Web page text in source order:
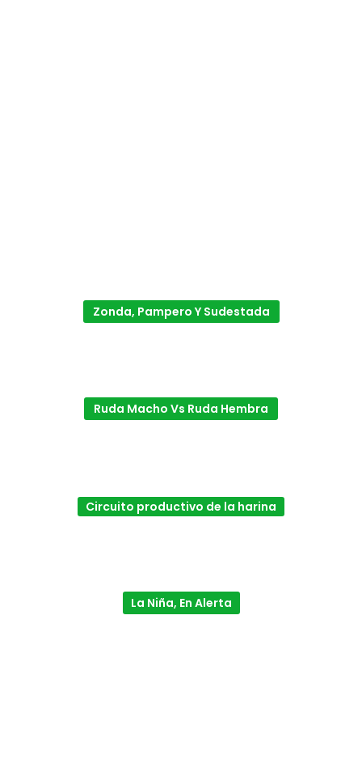
Zonda, Pampero Y Sudestada
Ruda Macho Vs Ruda Hembra
Circuito productivo de la harina
La Niña, En Alerta